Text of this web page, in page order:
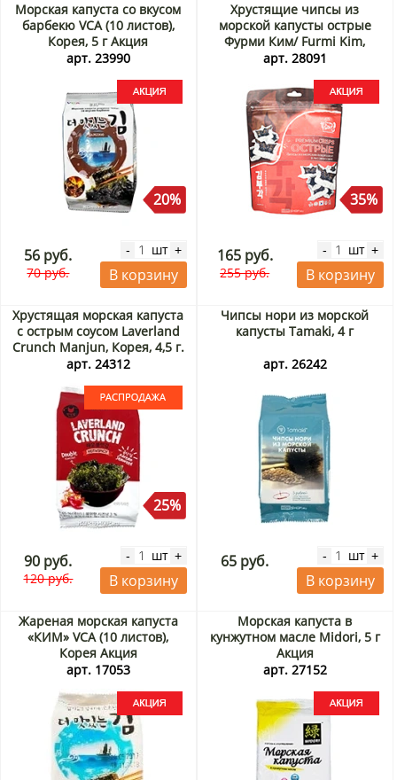
Морская капуста со вкусом
барбекю VCA (10 листов),
Корея, 5 г Акция
арт. 23990
20%
56 руб.
70 руб.
- шт +
В корзину
Хрустящие чипсы из
морской капусты острые
Фурми Ким/ Furmi Kim,
Корея, 30 г Акция
арт. 28091
35%
165 руб.
255 руб.
- шт +
В корзину
Хрустящая морская капуста
с острым соусом Laverland
Crunch Manjun, Корея, 4,5 г.
Срок до 19.09.2026.
арт. 24312
25%
90 руб.
120 руб.
- шт +
В корзину
Чипсы нори из морской
капусты Tamaki, 4 г
арт. 26242
65 руб. - шт +
В корзину
Жареная морская капуста
«КИМ» VCA (10 листов),
Корея Акция
арт. 17053
Морская капуста в
кунжутном масле Midori, 5 г
Акция
арт. 27152